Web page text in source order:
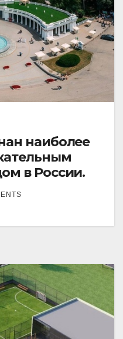
наиболее
в России.